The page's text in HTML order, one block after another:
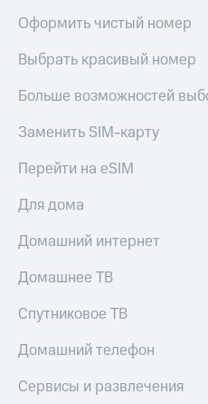
Оформить чистый номер
Выбрать красивый номер
Больше возможностей
Заменить SIM-карту
Перейти на eSIM
Для дома
Домашний интернет
Домашнее ТВ
Спутниковое ТВ
Домашний телефон
Сервисы и развлечения